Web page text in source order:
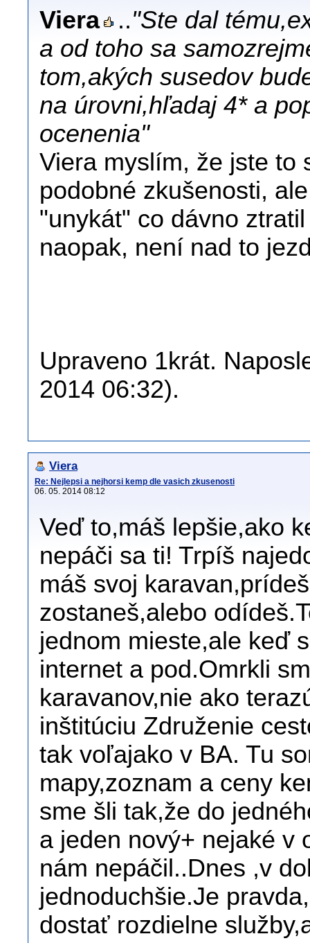
Viera .."Ste dal
a od toho sa
tom,akých susedov
na úrovni,hľadaj 4* a
ocenenia"
Viera myslím, že jste to
podobné zkušenosti,
"unykát" co dávno
naopak, není nad to
Upraveno 1krát.
2014 06:32).
Viera
Re: Nejlepsi a nejhorsi kemp dle vasich zkusenosti
06. 05. 2014 08:12
Veď to,máš lepšie,ako
nepáči sa ti! Trpíš
máš svoj
zostaneš,alebo
jednom mieste,ale keď
internet a pod.Omrkli
karavanov,nie ako
inštitúciu Združenie
tak voľajako v BA. Tu
mapy,zoznam a ceny
sme šli tak,že do
a jeden nový+ nejaké v
nám nepáčil..Dnes ,v
jednoduchšie.Je
dostať rozdielne